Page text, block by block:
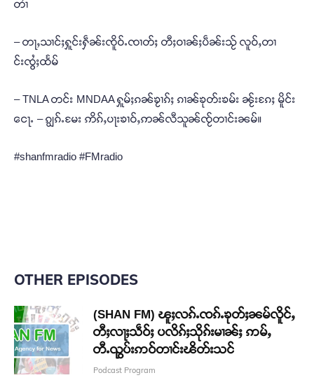
တၢႆ
– တႃႇသၢင်ႈႁူင်းႁဵၼ်းၸိူဝ်ႉၸၢတ်ႈ တီႈဝၢၼ်ႈပဵၼ်းသႂ် လူဝ်ႇတၢ
င်းၸွႆႈထႅမ်
– TNLA တင်း MNDAA ႁူမ်ႈၵၼ်ၶႂၢၵ်ႈ ၵၢၼ်ၶုတ်းၶမ်း ၼႂ်းၵႄႈ မိူင်း
ငေႃႉ – ၵျွၵ်ႉမႄး ဢိၵ်ႇပႃးၶၢဝ်ႇဢၼ်လီသူၼ်ၸႂ်တၢင်းၼမ်။
#shanfmradio #FMradio
OTHER EPISODES
(SHAN FM) ၽူႈလၵ်ႉၸၵ်ႉၶုတ်ႈၼမ်လိူင်ႇ
တီႈလႃႈသဵဝ်ႈ ပလိၵ်ႈသိုၵ်းမၢၼ်ႈ ဢမ်ႇ
တီႉၺွပ်းဢဝ်တၢင်းၽိတ်းသင်
Podcast Program